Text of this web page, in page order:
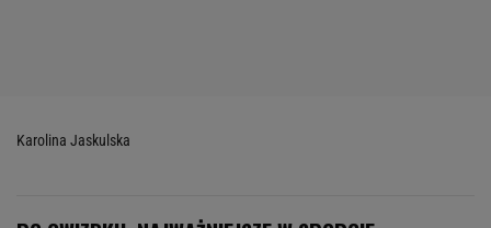
Karolina Jaskulska